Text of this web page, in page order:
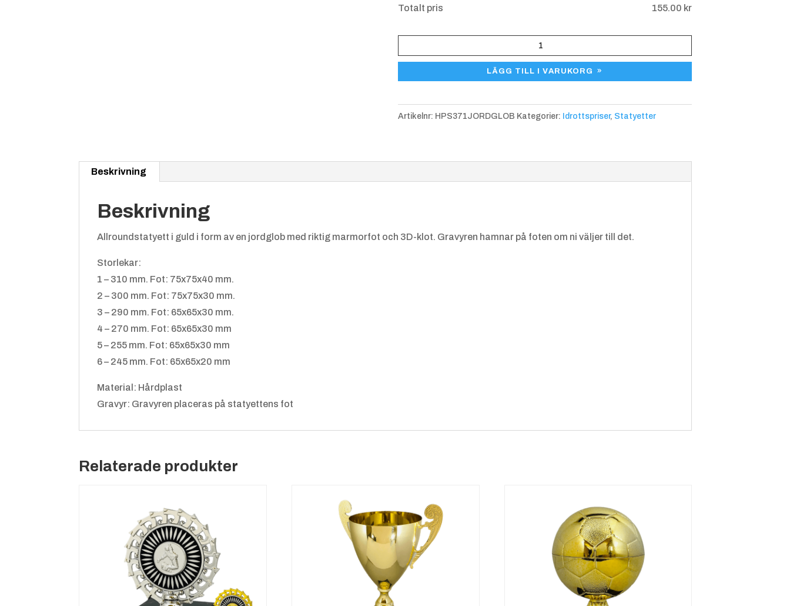
Totalt pris 155.00 kr
Jordglob
LÄGG TILL I VARUKORG
Artikelnr: HPS371JORDGLOB Kategorier: Idrottspriser, Statyetter
Beskrivning
Beskrivning
Allroundstatyett i guld i form av en jordglob med riktig marmorfot och 3D-klot. Gravyren hamnar på foten om ni väljer till det.
Storlekar:
1 – 310 mm. Fot: 75x75x40 mm.
2 – 300 mm. Fot: 75x75x30 mm.
3 – 290 mm. Fot: 65x65x30 mm.
4 – 270 mm. Fot: 65x65x30 mm
5 – 255 mm. Fot: 65x65x30 mm
6 – 245 mm. Fot: 65x65x20 mm
Material: Hårdplast
Gravyr: Gravyren placeras på statyettens fot
Relaterade produkter